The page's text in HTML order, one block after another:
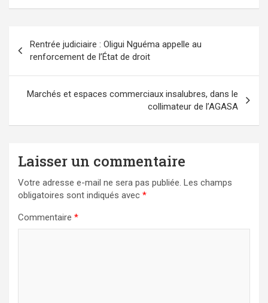
de
l’article
Rentrée judiciaire : Oligui Nguéma appelle au
renforcement de l’État de droit
Marchés et espaces commerciaux insalubres, dans le
collimateur de l’AGASA
Laisser un commentaire
Votre adresse e-mail ne sera pas publiée. Les champs
obligatoires sont indiqués avec *
Commentaire *